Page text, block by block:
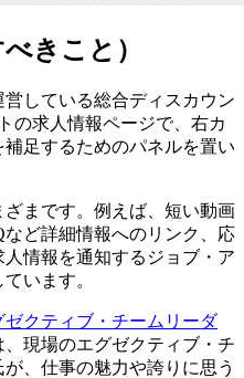
きこと）
している総合ディスカウン
の求人情報ページで、右カ
足するためのパネルを置い
まです。例えば、短い動画
ど詳細情報へのリンク、応
情報を通知するジョブ・ア
います。
ゼクティブ・チームリーダ
現場のエグゼクティブ・チ
、仕事の魅力や誇りに思う